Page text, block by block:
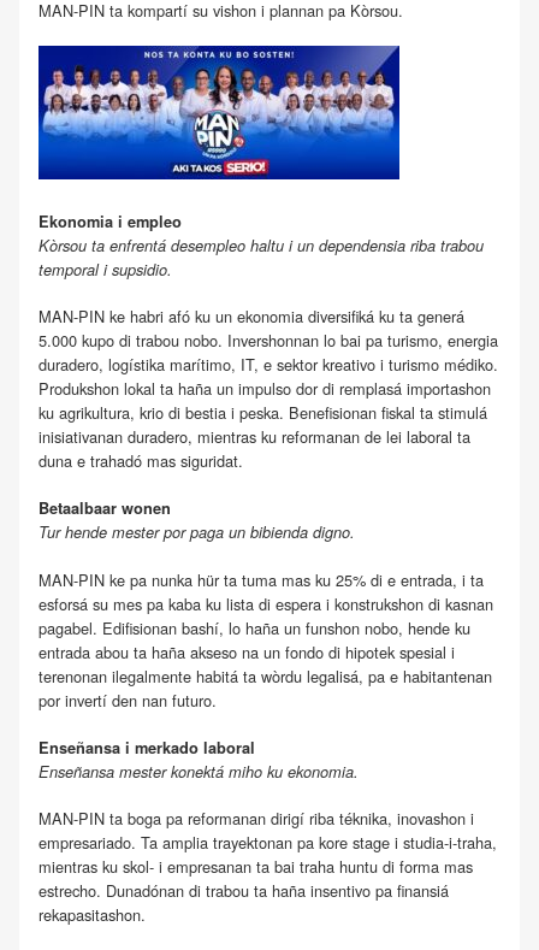
MAN-PIN ta kompartí su vishon i plannan pa Kòrsou.
Ekonomia i empleo
Kòrsou ta enfrentá desempleo haltu i un dependensia riba trabou
temporal i supsidio.
MAN-PIN ke habri afó ku un ekonomia diversifiká ku ta generá
5.000 kupo di trabou nobo. Invershonnan lo bai pa turismo, energia
duradero, logístika marítimo, IT, e sektor kreativo i turismo médiko.
Produkshon lokal ta haña un impulso dor di remplasá importashon
ku agrikultura, krio di bestia i peska. Benefisionan fiskal ta stimulá
inisiativanan duradero, mientras ku reformanan de lei laboral ta
duna e trahadó mas siguridat.
Betaalbaar wonen
Tur hende mester por paga un bibienda digno.
MAN-PIN ke pa nunka hür ta tuma mas ku 25% di e entrada, i ta
esforsá su mes pa kaba ku lista di espera i konstrukshon di kasnan
pagabel. Edifisionan bashí, lo haña un funshon nobo, hende ku
entrada abou ta haña akseso na un fondo di hipotek spesial i
terenonan ilegalmente habitá ta wòrdu legalisá, pa e habitantenan
por invertí den nan futuro.
Enseñansa i merkado laboral
Enseñansa mester konektá miho ku ekonomia.
MAN-PIN ta boga pa reformanan dirigí riba téknika, inovashon i
empresariado. Ta amplia trayektonan pa kore stage i studia-i-traha,
mientras ku skol- i empresanan ta bai traha huntu di forma mas
estrecho. Dunadónan di trabou ta haña insentivo pa finansiá
rekapasitashon.